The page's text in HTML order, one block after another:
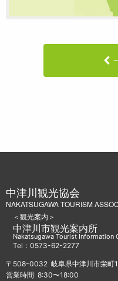
中津川観光協会
NAKATSUGAWA TOURISM
＜観光案内＞
中津川市観光案内所
Nakatsugawa Tourist Information
Tel：0573-62-2277
〒508-0032 岐阜県中津川市栄町
営業時間 8:30〜18:00